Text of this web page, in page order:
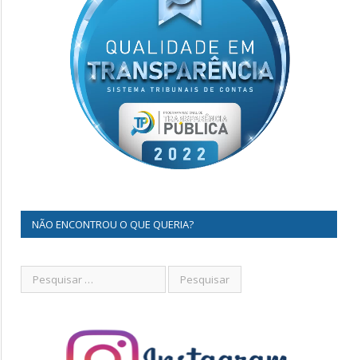
NÃO ENCONTROU O QUE QUERIA?